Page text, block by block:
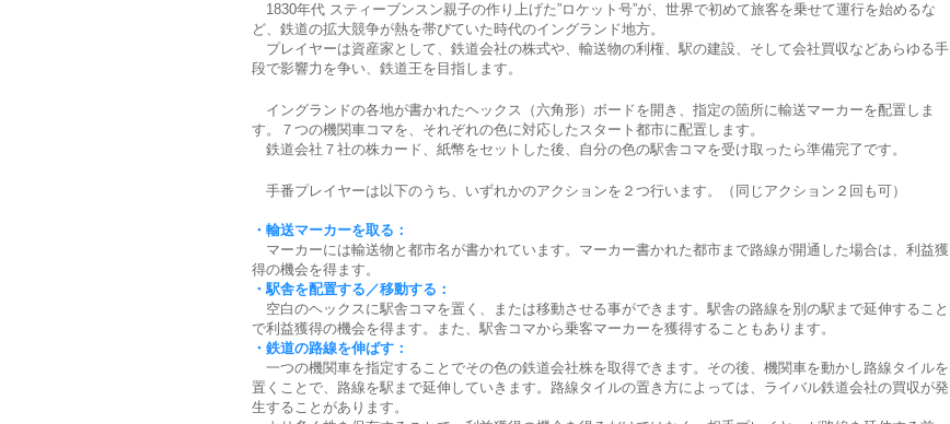
1830年代 スティーブンスン親子の作り上げた”ロケット号”が、世界で初めて旅客を乗せて運行を始めるな
ど、鉄道の拡大競争が熱を帯びていた時代のイングランド地方。
プレイヤーは資産家として、鉄道会社の株式や、輸送物の利権、駅の建設、そして会社買収などあらゆる手
段で影響力を争い、鉄道王を目指します。
イングランドの各地が書かれたヘックス（六角形）ボードを開き、指定の箇所に輸送マーカーを配置しま
す。７つの機関車コマを、それぞれの色に対応したスタート都市に配置します。
鉄道会社７社の株カード、紙幣をセットした後、自分の色の駅舎コマを受け取ったら準備完了です。
手番プレイヤーは以下のうち、いずれかのアクションを２つ行います。（同じアクション２回も可）
・輸送マーカーを取る：
マーカーには輸送物と都市名が書かれています。マーカー書かれた都市まで路線が開通した場合は、利益獲
得の機会を得ます。
・駅舎を配置する／移動する：
空白のヘックスに駅舎コマを置く、または移動させる事ができます。駅舎の路線を別の駅まで延伸すること
で利益獲得の機会を得ます。また、駅舎コマから乗客マーカーを獲得することもあります。
・鉄道の路線を伸ばす：
一つの機関車を指定することでその色の鉄道会社株を取得できます。その後、機関車を動かし路線タイルを
置くことで、路線を駅まで延伸していきます。路線タイルの置き方によっては、ライバル鉄道会社の買収が発
生することがあります。